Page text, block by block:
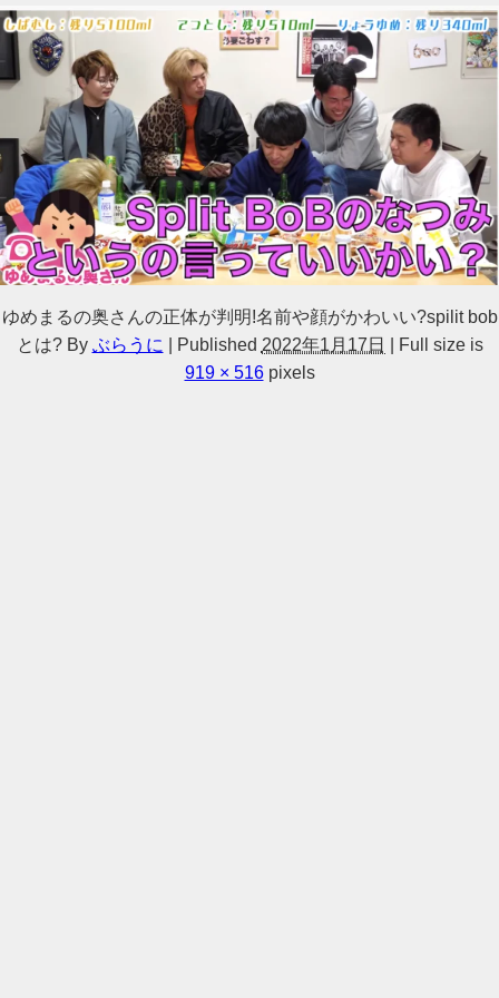
ゆめまるの奥さんの正体が判明!名前や顔がかわいい?spilit bob
とは? By ぶらうに Published 2022年1月17日
Full size is
919 × 516pixels